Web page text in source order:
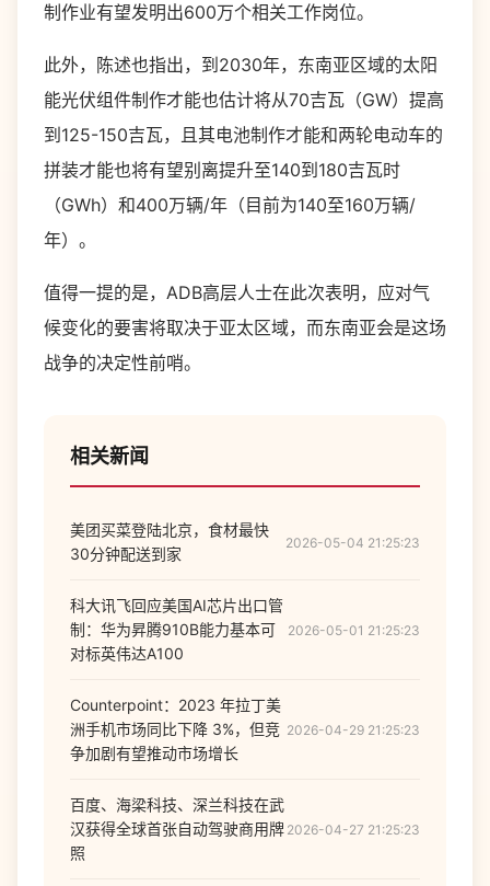
制作业有望发明出600万个相关工作岗位。
此外，陈述也指出，到2030年，东南亚区域的太阳
能光伏组件制作才能也估计将从70吉瓦（GW）提高
到125-150吉瓦，且其电池制作才能和两轮电动车的
拼装才能也将有望别离提升至140到180吉瓦时
（GWh）和400万辆/年（目前为140至160万辆/
年）。
值得一提的是， ADB高层人士在此次表明，应对气
候变化的要害将取决于亚太区域，而东南亚会是这场
战争的决定性前哨。
相关新闻
美团买菜登陆北京，食材最快
30分钟配送到家
2026-05-04 21:25:23
科大讯飞回应美国AI芯片出口管
制：华为昇腾910B能力基本可
对标英伟达A100
2026-05-01 21:25:23
Counterpoint：2023 年拉丁美
洲手机市场同比下降 3%，但竞
争加剧有望推动市场增长
2026-04-29 21:25:23
百度、海梁科技、深兰科技在武
汉获得全球首张自动驾驶商用牌
照
2026-04-27 21:25:23